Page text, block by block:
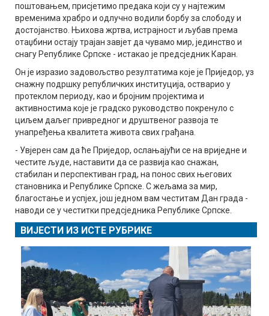
поштовањем, присјетимо предака који су у најтежим
временима храбро и одлучно водили борбу за слободу и
достојанство. Њихова жртва, истрајност и љубав према
отаџбини остају трајан завјет да чувамо мир, јединство и
снагу Републике Српске - истакао је предсједник Каран.
Он је изразио задовољство резултатима које је Приједор, уз
снажну подршку републичких институција, остварио у
протеклом периоду, као и бројним пројектима и
активностима које је градско руководство покренуло с
циљем даљег привредног и друштвеног развоја те
унапређења квалитета живота свих грађана.
- Увјерен сам да ће Приједор, ослањајући се на вриједне и
честите људе, наставити да се развија као снажан,
стабилан и перспективан град, на понос свих његових
становника и Републике Српске. С жељама за мир,
благостање и успјех, још једном вам честитам Дан града -
наводи се у честитки предсједника Републике Српске.
ВИЈЕСТИ ИЗ ИСТЕ РУБРИКЕ